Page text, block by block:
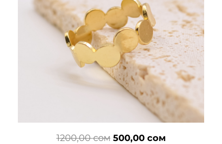
1200,00сом Первоначальная
500,00 сомТекущая